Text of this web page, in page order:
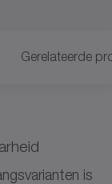
Gerelateerde
is